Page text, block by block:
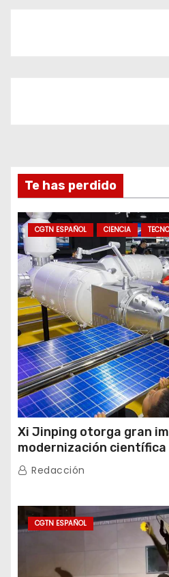
Te has perdido
CGTN ESPAÑOL CIENCIA
Xi Jinping otorga gran
modernización
Redacción
CGTN ESPAÑOL